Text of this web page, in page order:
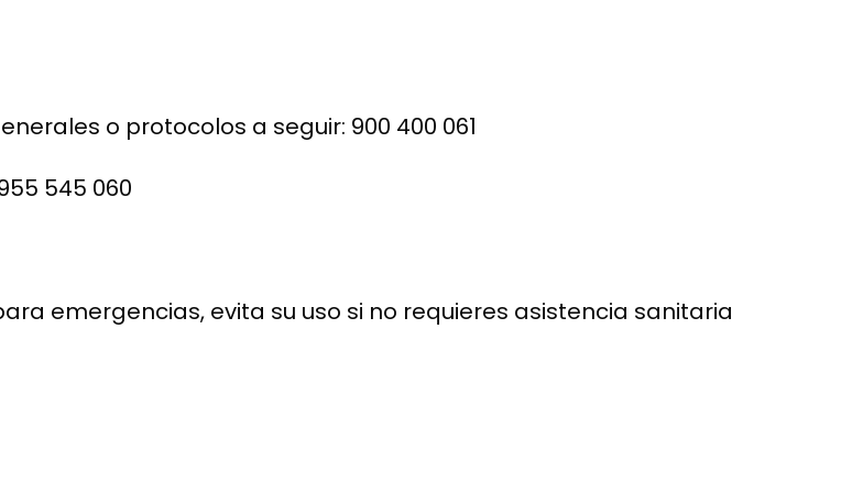
o protocolos a seguir: 900 400 061
545 060
emergencias, evita su uso si no requieres asistencia sanitaria